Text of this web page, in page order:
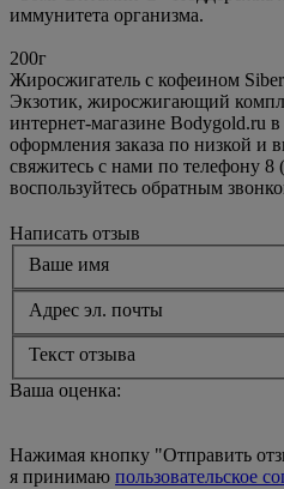
иммунитета организма.
200г
Жиросжигатель с кофеином
Экзотик, жиросжигающий
интернет-магазине Bodygold.ru
оформления заказа по низкой и
свяжитесь с нами по телефону 8
воспользуйтесь обратным
Написать отзыв
Ваше имя
Адрес эл. почты
Текст отзыва
Ваша оценка:
Нажимая кнопку "Отправить
я принимаю пользовательское